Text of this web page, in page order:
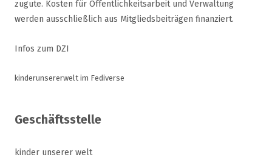
zugute. Kosten für Öffentlichkeitsarbeit und Verwaltung
werden ausschließlich aus Mitgliedsbeiträgen finanziert.
Infos zum DZI
kinderunsererwelt im Fediverse
Geschäftsstelle
kinder unserer welt